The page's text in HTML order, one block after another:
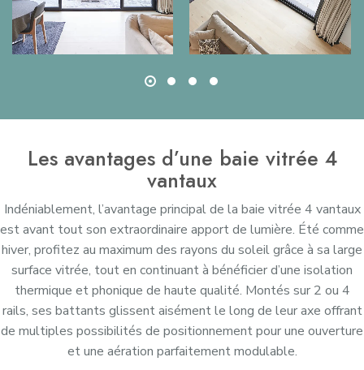
Les avantages d’une baie vitrée 4
vantaux
Indéniablement, l’avantage principal de la baie vitrée 4 vantaux
est avant tout son extraordinaire apport de lumière. Été comme
hiver, profitez au maximum des rayons du soleil grâce à sa large
surface vitrée, tout en continuant à bénéficier d’une isolation
thermique et phonique de haute qualité. Montés sur 2 ou 4
rails, ses battants glissent aisément le long de leur axe offrant
de multiples possibilités de positionnement pour une ouverture
et une aération parfaitement modulable.